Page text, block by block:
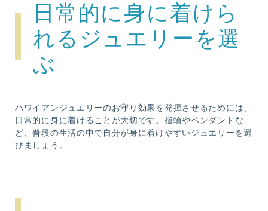
日常的に身に着けら
れるジュエリーを選
ぶ
ハワイアンジュエリーのお守り効果を発揮させるためには、
日常的に身に着けることが大切です。指輪やペンダントな
ど、普段の生活の中で自分が身に着けやすいジュエリーを選
びましょう。